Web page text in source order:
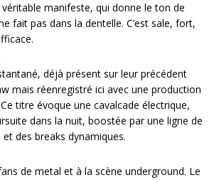
manifeste, qui donne le ton de
fait pas dans la dentelle. C’est sale, fort,
déjà présent sur leur précédent
mais réenregistré ici avec une production
titre évoque une cavalcade électrique,
dans la nuit, boostée par une ligne de
des breaks dynamiques.
de metal et à la scène underground. Le